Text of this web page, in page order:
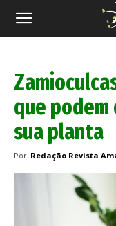
Revista
que podem
sua planta
Por Redação Revista